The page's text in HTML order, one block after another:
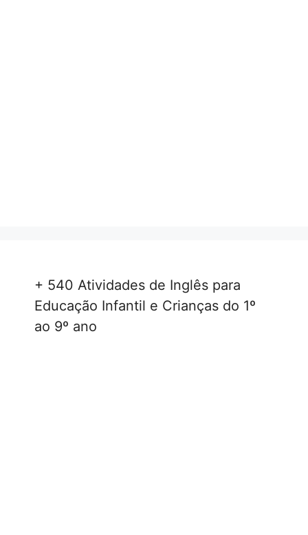
+ 540 Atividades de Inglês para
Educação Infantil e Crianças do 1º
ao 9º ano